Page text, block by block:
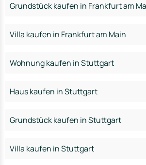
Grundstück kaufen in Frankfurt am
Villa kaufen in Frankfurt am Main
Wohnung kaufen in Stuttgart
Haus kaufen in Stuttgart
Grundstück kaufen in Stuttgart
Villa kaufen in Stuttgart